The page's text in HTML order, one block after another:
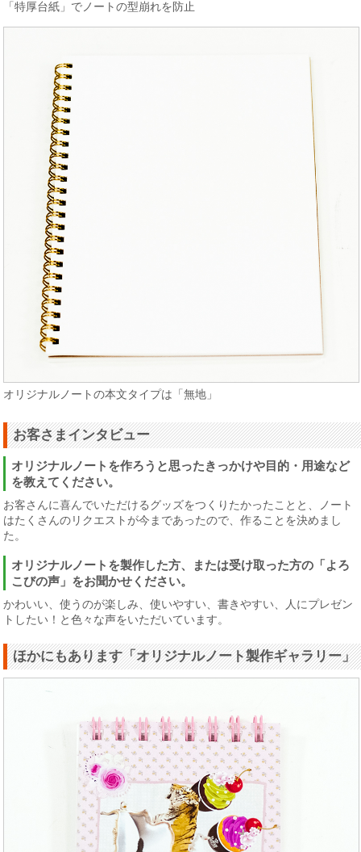
「特厚台紙」でノートの型崩れを防止
オリジナルノートの本文タイプは「無地」
お客さまインタビュー
オリジナルノートを作ろうと思ったきっかけや目的・用途など
を教えてください。
お客さんに喜んでいただけるグッズをつくりたかったことと、ノート
はたくさんのリクエストが今まであったので、作ることを決めまし
た。
オリジナルノートを製作した方、または受け取った方の「よろ
こびの声」をお聞かせください。
かわいい、使うのが楽しみ、使いやすい、書きやすい、人にプレゼン
トしたい！と色々な声をいただいています。
ほかにもあります「オリジナルノート製作ギャラリー」